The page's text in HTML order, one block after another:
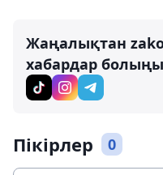
Жаңалықтан
хабардар
Пікірлер 0